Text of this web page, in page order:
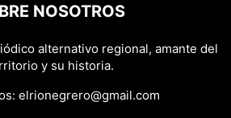
NOSOTROS
alternativo regional, amante del
y su historia.
elrionegrero@gmail.com